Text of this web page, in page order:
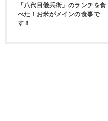
「八代目儀兵衛」のランチを食
べた！お米がメインの食事で
す！